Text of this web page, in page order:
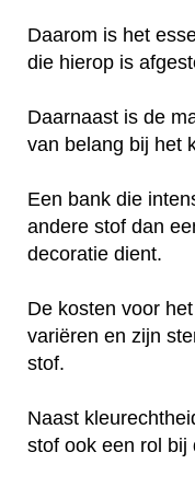
Daarom is het
die hierop is
Daarnaast is de
van belang bij het
Een bank die
andere stof dan
decoratie dient.
De kosten voor
variëren en zijn
stof.
Naast
stof ook een rol bij